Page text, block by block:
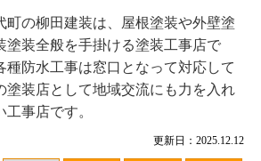
更新日：2025.12.12
町の柳田建装は、屋根塗装や外壁塗
塗装全般を手掛ける塗装工事店で
種防水工事は窓口となって対応して
塗装店として地域交流にも力を入れ
事店です。